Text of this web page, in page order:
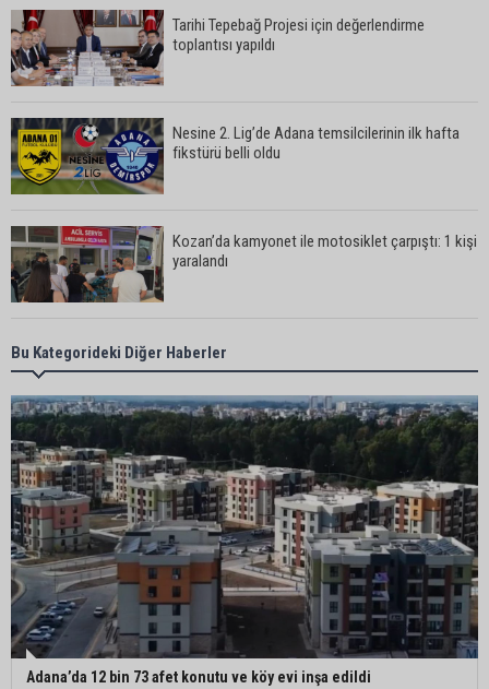
Tarihi Tepebağ Projesi için değerlendirme
toplantısı yapıldı
Nesine 2. Lig’de Adana temsilcilerinin ilk hafta
fikstürü belli oldu
Kozan’da kamyonet ile motosiklet çarpıştı: 1 kişi
yaralandı
Karataş Belediye Başkanı Ali Bedrettin Karataş:
“Sahillerimize birlikte sahip çıkalım”
Pozantı’da İlçe Jandarma Komutanlığı ekipleri
vatandaşları dijital dolandırıcılığa karşı uyardı
Adana Lezzet Festivali için stratejik hazırlık
toplantısı yapıldı
Adana’da 478 yıllık Kemeraltı Camii’nde sprey
Bu Kategorideki Diğer Haberler
Adana’da 12 bin 73 afet konutu ve köy evi inşa edildi